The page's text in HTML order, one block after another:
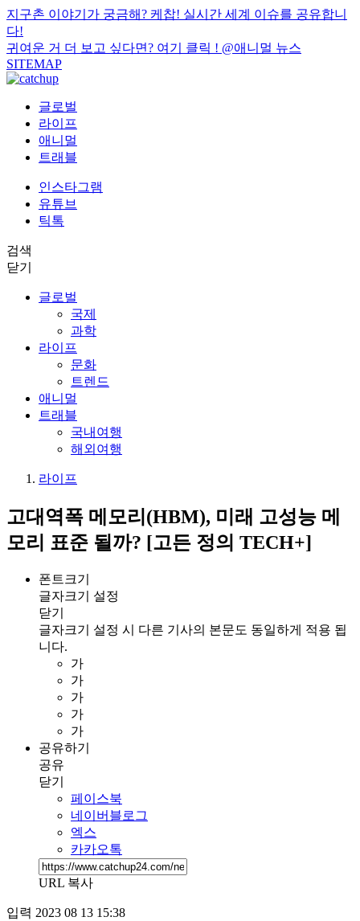
지구촌 이야기가 궁금해? 케찹! 실시간 세계 이슈를 공유합니
다!
귀여운 거 더 보고 싶다면? 여기 클릭 ! @애니멀 뉴스
SITEMAP
글로벌
라이프
애니멀
트래블
인스타그램
유튜브
틱톡
검색
닫기
글로벌
국제
과학
라이프
문화
트렌드
애니멀
트래블
국내여행
해외여행
라이프
고대역폭 메모리(HBM), 미래 고성능 메
모리 표준 될까? [고든 정의 TECH+]
폰트크기
글자크기 설정
닫기
글자크기 설정 시 다른 기사의 본문도 동일하게 적용 됩
니다.
가
가
가
가
가
공유하기
공유
닫기
페이스북
네이버블로그
엑스
카카오톡
URL 복사
입력 2023 08 13 15:38